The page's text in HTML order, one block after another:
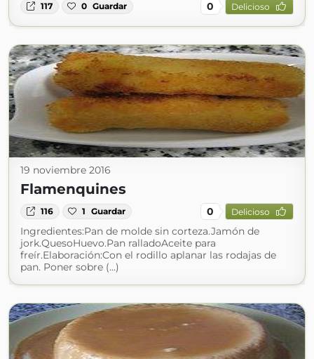
117 0 Guardar 0 Delicioso
19 noviembre 2016
Flamenquines
116 1 Guardar 0 Delicioso
Ingredientes:Pan de molde sin corteza.Jamón de
jork.QuesoHuevo.Pan ralladoAceite para
freír.Elaboración:Con el rodillo aplanar las rodajas de
pan. Poner sobre (...)